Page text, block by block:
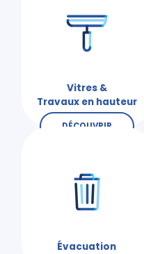
Vitres &
Travaux en hauteur
DÉCOUVRIR
Évacuation